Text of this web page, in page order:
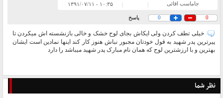
جاماسب اقائی ۱۰:۳۵ - ۱۳۹۱/۰۷/۱۱
0
0 پاسخ
خیلی تطف کردن ولی ایکاش بجای لوح خشک و خالی بازنشسته اش میکردن تا
پیرترین پدر شهید به قول خودتان مجبور نباش هنوز کار کند اینها نمادین است ایشان
بهترین و با ارزشترین لوح که همان نام مبارک پدر شهید میباشد را دارد
نظر شما